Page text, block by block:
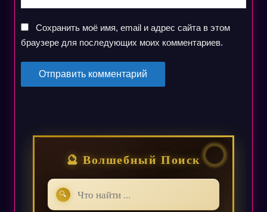
Сохранить моё имя, email и адрес сайта в этом
браузере для последующих моих комментариев.
🔮 Волшебный Поиск
🔍